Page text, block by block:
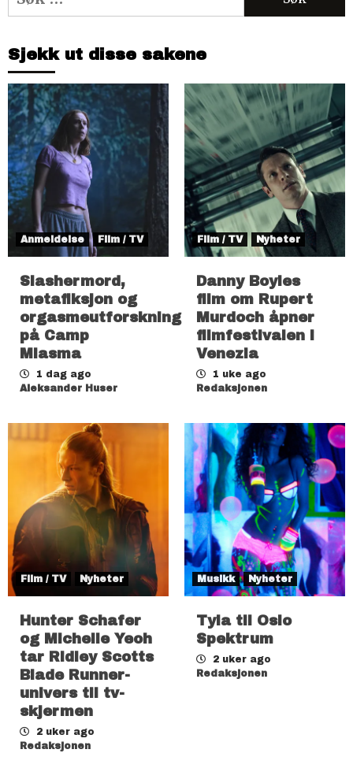
etter:
Sjekk ut disse sakene
Anmeldelse Film / TV
Slashermord,
metafiksjon og
orgasmeutforskning
på Camp
Miasma
1 dag ago
Aleksander Huser
Film / TV Nyheter
Danny Boyles
film om Rupert
Murdoch åpner
filmfestivalen i
Venezia
1 uke ago
Redaksjonen
Film / TV Nyheter
Hunter Schafer
og Michelle Yeoh
tar Ridley Scotts
Blade Runner-
univers til tv-
skjermen
2 uker ago
Redaksjonen
Musikk Nyheter
Tyla til Oslo
Spektrum
2 uker ago
Redaksjonen